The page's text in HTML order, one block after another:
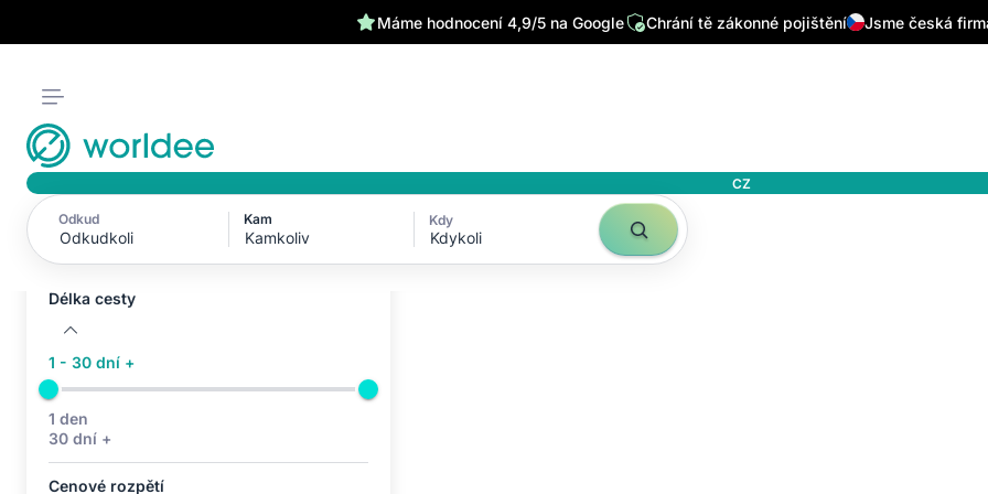
Máme hodnocení 4,9/5 na Google Chrání tě zákonné pojištění Jsme česká
CZ
Odkud Kam Kdy
Kdykoli
Aktivní filtry (0)
Žádné aktivní filtry
Délka cesty
1 - 30 dní +
1 den
30 dní +
Cenové rozpětí